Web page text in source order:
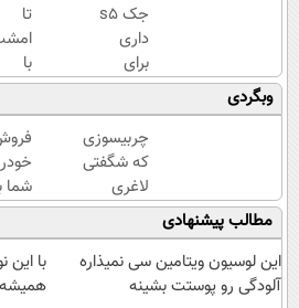
جک s5
داری
برای
فروش؟
با
کارنامه
به
بهترین
قیمت
بفروش!
تا
با
ویژه
برای
های
رو از
بین
وبگردی
چربیسوزی
که شگفتی
لاغری
آسان را
رقم زد!
شما
مطالب پیشنهادی
این لوسیون ویتامین سی نمیذاره
آلودگی رو پوستت بشینه
با
همیشه